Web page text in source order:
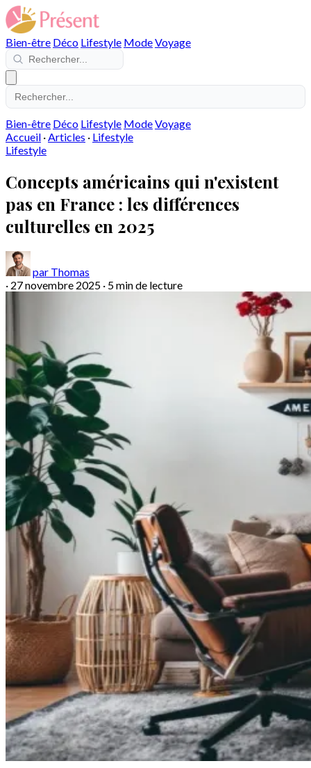
Bien-être Déco Lifestyle ModeVoyage
Bien-être Déco Lifestyle ModeVoyage
Accueil ·Articles · Lifestyle
Lifestyle
Concepts américains qui n'existent
pas en France : les différences
culturelles en 2025
par Thomas
· 27 novembre 2025 · 5 min de lecture